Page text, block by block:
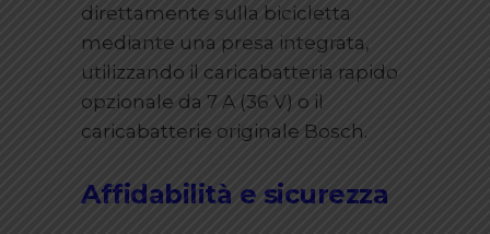
direttamente sulla bicicletta
mediante una presa integrata,
utilizzando il caricabatteria rapido
opzionale da 7 A (36 V) o il
caricabatterie originale Bosch.
Affidabilità e sicurezza